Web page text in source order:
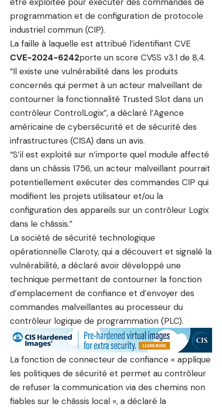
programmation et de configuration de protocole
industriel commun (CIP).
La faille à laquelle est attribué l’identifiant CVE
CVE-2024-6242porte un score CVSS v3.1 de 8,4.
“Il existe une vulnérabilité dans les produits
concernés qui permet à un acteur malveillant de
contourner la fonctionnalité Trusted Slot dans un
contrôleur ControlLogix”, a déclaré l’Agence
américaine de cybersécurité et de sécurité des
infrastructures (CISA) dans un avis.
“S’il est exploité sur n’importe quel module affecté
dans un châssis 1756, un acteur malveillant pourrait
potentiellement exécuter des commandes CIP qui
modifient les projets utilisateur et/ou la
configuration des appareils sur un contrôleur Logix
dans le châssis.”
La société de sécurité technologique
opérationnelle Claroty, qui a découvert et signalé la
vulnérabilité, a déclaré avoir développé une
technique permettant de contourner la fonction
d’emplacement de confiance et d’envoyer des
commandes malveillantes au processeur du
contrôleur logique de programmation (PLC).
La fonction de connecteur de confiance « applique
les politiques de sécurité et permet au contrôleur
de refuser la communication via des chemins non
fiables sur le châssis local », a déclaré la